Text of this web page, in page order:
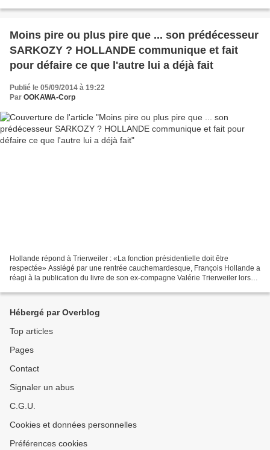
Moins pire ou plus pire que ... son prédécesseur
SARKOZY ? HOLLANDE communique et fait
pour défaire ce que l'autre lui a déjà fait
Publié le 05/09/2014 à 19:22
Par OOKAWA-Corp
Hollande répond à Trierweiler : «La fonction présidentielle doit être
respectée» Assiégé par une rentrée cauchemardesque, François Hollande a
réagi à la publication du livre de son ex-compagne Valérie Trierweiler lors
Hébergé par Overblog
Top articles
Pages
Contact
Signaler un abus
C.G.U.
Cookies et données personnelles
Préférences cookies